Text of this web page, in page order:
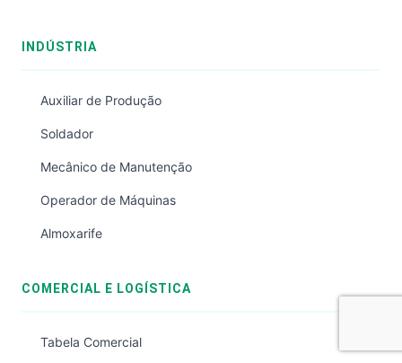
INDÚSTRIA
Auxiliar de Produção
Soldador
Mecânico de Manutenção
Operador de Máquinas
Almoxarife
COMERCIAL E LOGÍSTICA
Tabela Comercial